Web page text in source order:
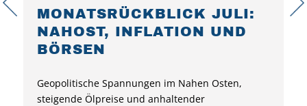
MONATSRÜCKBLICK JULI:
NAHOST, INFLATION UND
BÖRSEN
Geopolitische Spannungen im Nahen Osten,
steigende Ölpreise und anhaltender